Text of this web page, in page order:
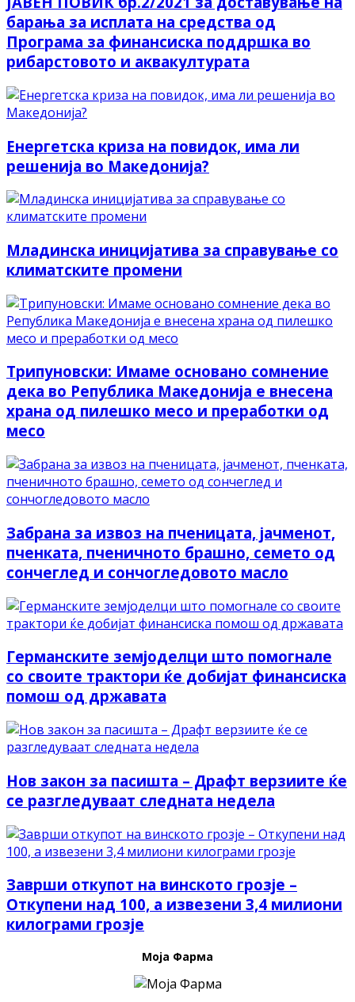
барања за исплата на средства од
Програма за финансиска поддршка во
рибарстовото и аквакултурата
Енергетска криза на повидок, има ли
решенија во Македонија?
Младинска иницијатива за справување со
климатските промени
Трипуновски: Имаме основано сомнение
дека во Република Македонија е внесена
храна од пилешко месо и преработки од
месо
Забрана за извоз на пченицата, јачменот,
пченката, пченичното брашно, семето од
сончеглед и сончогледовото масло
Германските земјоделци што помогнале
со своите трактори ќе добијат финансиска
помош од државата
Нов закон за пасишта – Драфт верзиите ќе
се разгледуваат следната недела
Заврши откупот на винското грозје –
Откупени над 100, а извезени 3,4 милиони
килограми грозје
Моја Фарма